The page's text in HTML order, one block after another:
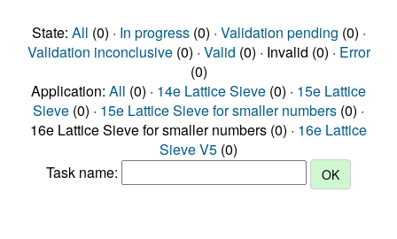
State: All (0) · In progress(0) · Validation pending (0) ·
Validation inconclusive(0) · Valid (0) · Invalid (0) · Error
(0)
Application: All (0) · 14e Lattice Sieve (0) · 15e Lattice
Sieve (0) · 15e Lattice Sieve for smaller numbers (0) ·
16e Lattice Sieve for smaller numbers (0) · 16e Lattice
Sieve V5 (0)
Task name: